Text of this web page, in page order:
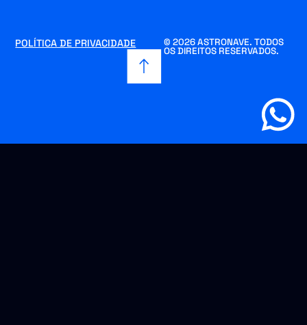
© 2026 ASTRONAVE. TODOS
OS DIREITOS RESERVADOS.
POLÍTICA DE PRIVACIDADE